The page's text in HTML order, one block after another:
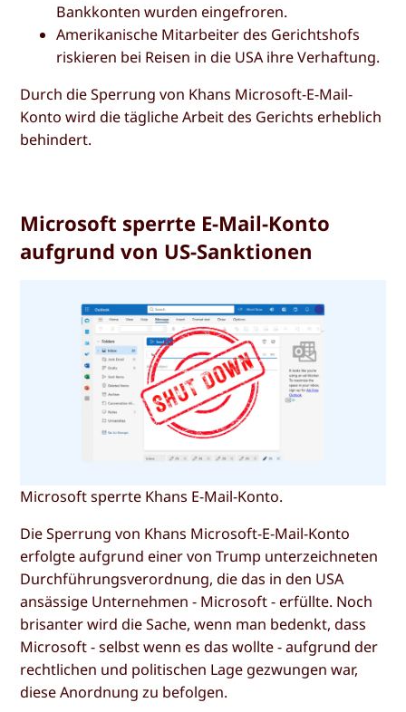
Bankkonten wurden eingefroren.
Amerikanische Mitarbeiter des Gerichtshofs
riskieren bei Reisen in die USA ihre Verhaftung.
Durch die Sperrung von Khans Microsoft-E-Mail-
Konto wird die tägliche Arbeit des Gerichts erheblich
behindert.
Microsoft sperrte E-Mail-Konto
aufgrund von US-Sanktionen
Microsoft sperrte Khans E-Mail-Konto.
Die Sperrung von Khans Microsoft-E-Mail-Konto
erfolgte aufgrund einer von Trump unterzeichneten
Durchführungsverordnung, die das in den USA
ansässige Unternehmen - Microsoft - erfüllte. Noch
brisanter wird die Sache, wenn man bedenkt, dass
Microsoft - selbst wenn es das wollte - aufgrund der
rechtlichen und politischen Lage gezwungen war,
diese Anordnung zu befolgen.